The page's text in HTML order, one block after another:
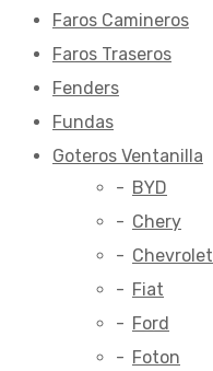
Faros Camineros
Faros Traseros
Fenders
Fundas
Goteros Ventanilla
BYD
Chery
Chevrolet
Fiat
Ford
Foton